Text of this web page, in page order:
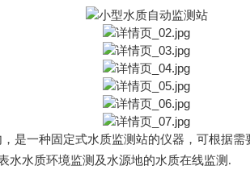
是一种固定式水质监测站的仪器，可根据需
水水质环境监测及水源地的水质在线监测.